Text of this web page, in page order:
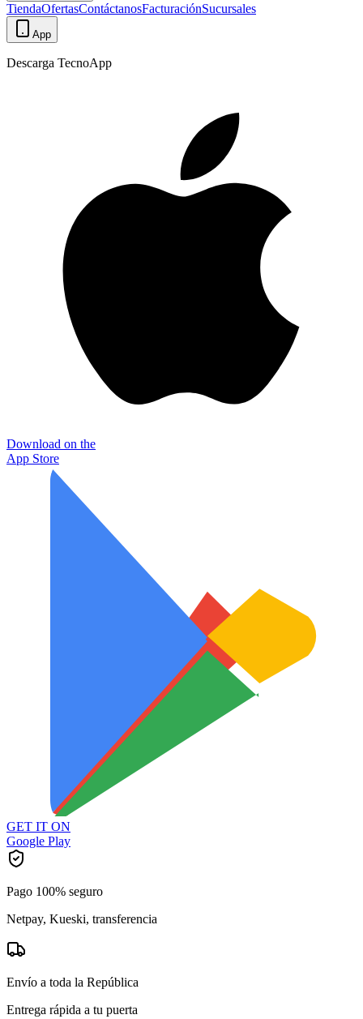
TiendaOfertasContáctanosFacturaciónSucursales
App
Descarga TecnoApp
Download on the
App Store
GET IT ON
Google Play
Pago 100% seguro
Netpay, Kueski, transferencia
Envío a toda la República
Entrega rápida a tu puerta